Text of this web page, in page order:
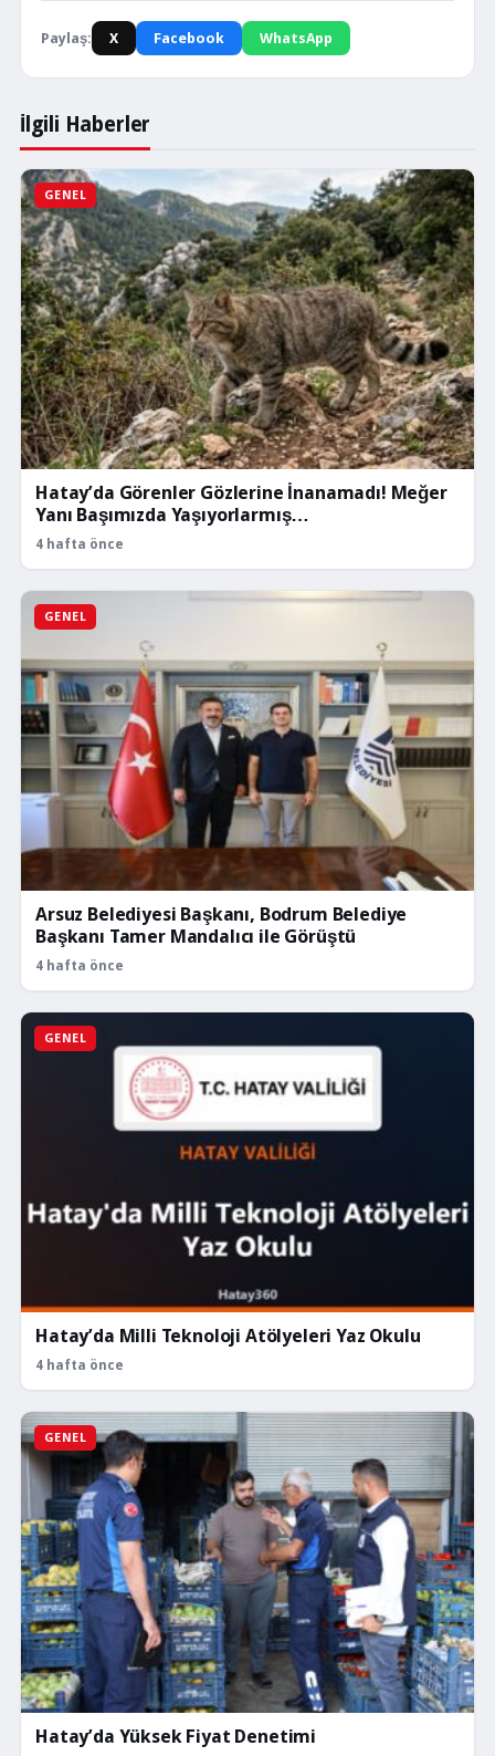
Paylaş: X Facebook WhatsApp
İlgili Haberler
GENEL
Hatay’da Görenler Gözlerine İnanamadı! Meğer
Yanı Başımızda Yaşıyorlarmış…
4 hafta önce
GENEL
Arsuz Belediyesi Başkanı, Bodrum Belediye
Başkanı Tamer Mandalıcı ile Görüştü
4 hafta önce
GENEL
Hatay’da Milli Teknoloji Atölyeleri Yaz Okulu
4 hafta önce
GENEL
Hatay’da Yüksek Fiyat Denetimi